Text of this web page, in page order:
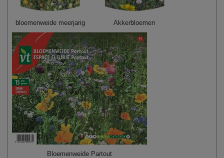
bloemenweide meerjarig Akkerbloemen
Bloemenweide Partout